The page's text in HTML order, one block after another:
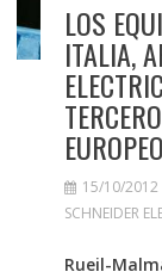
LOS
ITALIA,
15/10/2012
SCHNEIDER
Rueil-